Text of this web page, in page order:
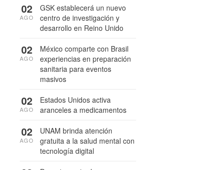
GSK establecerá un nuevo
centro de investigación y
desarrollo en Reino Unido
02
AGO
México comparte con Brasil
experiencias en preparación
sanitaria para eventos
masivos
02
AGO
Estados Unidos activa
aranceles a medicamentos
02
AGO
UNAM brinda atención
gratuita a la salud mental con
tecnología digital
02
AGO